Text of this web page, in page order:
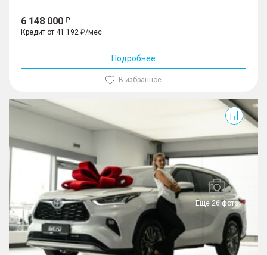
6 148 000
Кредит от 41 192 ₽/мес.
Подробнее
В избранное
Еще 26 фото